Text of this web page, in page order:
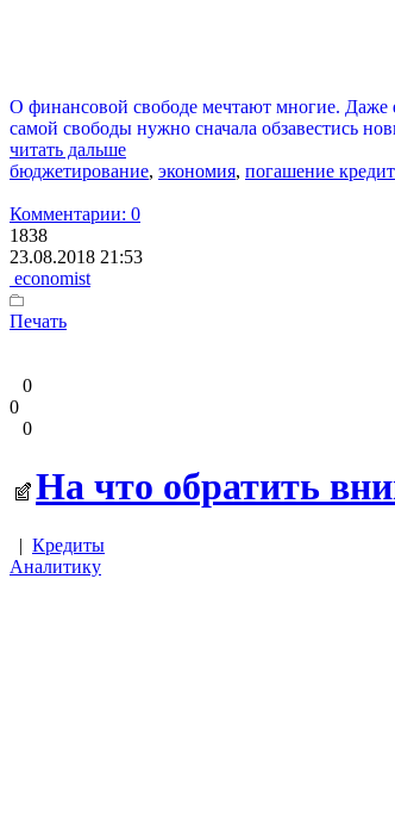
О финансовой свободе мечтают многие. Даже
самой свободы нужно сначала обзавестись
читать дальше
бюджетирование, экономия, погашение
Комментарии: 0
1838
23.08.2018 21:53
economist
Печать
0
0
0
На что обратить
| Кредиты
Аналитику